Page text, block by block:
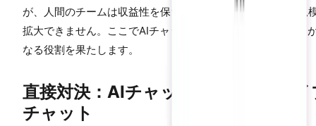
が、人間のチームは収益性を保ちながらその需要を満たす規
拡大できません。ここでAIチャットボットとライブチャット
なる役割を果たします。
直接対決：AIチャットボット vs ライ
チャット